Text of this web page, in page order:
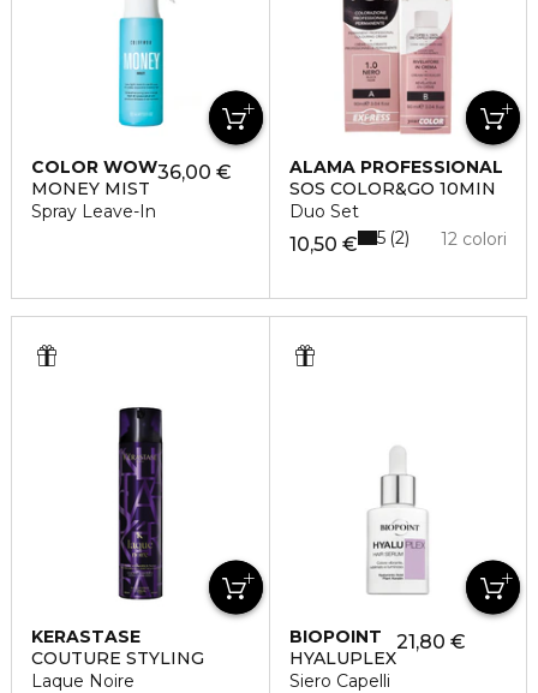
COLOR WOW
MONEY MIST
Spray Leave-In
36,00 €
ALAMA PROFESSIONAL
SOS COLOR&GO 10MIN
Duo Set
10,50 € 12 colori
5 2
KERASTASE
COUTURE STYLING
Laque Noire
BIOPOINT
HYALUPLEX
Siero Capelli
21,80 €